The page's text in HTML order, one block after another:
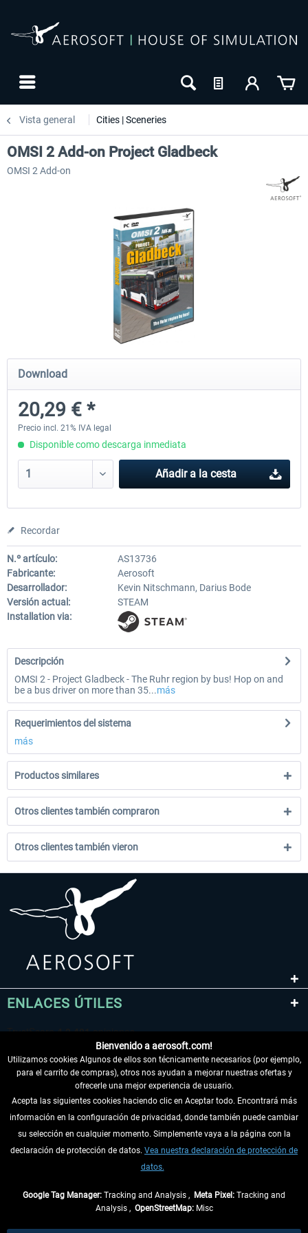
Vista general Cities | Sceneries
OMSI 2 Add-on Thüringer Wald
30,49 € *
OMSI 2 Add-on Berlin Line
OMSI 2 Add-on Project Gladbeck
OMSI 2 Add-on
Download
20,29 € *
Precio incl. 21% IVA legal
Disponible como descarga inmediata
Añadir a la cesta
Recordar
N.º artículo:
AS13736
Fabricante:
Aerosoft
Desarrollador:
Kevin Nitschmann, Darius Bode
Versión actual:
STEAM
Installation via:
Descripción
OMSI 2 - Project Gladbeck - The Ruhr region by bus! Hop on and
be a bus driver on more than 35...más
Requerimientos del sistema
más
Productos similares
Otros clientes también compraron
Otros clientes también vieron
ENLACES ÚTILES
DESISTIR DEL CONTRATO
INFORMACIÓN
Bienvenido a aerosoft.com!
Utilizamos cookies Algunos de ellos son técnicamente necesarios (por ejemplo,
para el carrito de compras), otros nos ayudan a mejorar nuestras ofertas y
ofrecerle una mejor experiencia de usuario.
Acepta las siguientes cookies haciendo clic en Aceptar todo. Encontrará más
información en la configuración de privacidad, donde también puede cambiar
su selección en cualquier momento. Simplemente vaya a la página con la
declaración de protección de datos. Vea nuestra declaración de protección de
datos.
Google Tag Manager: Tracking and Analysis , Meta Pixel: Tracking and
Analysis , OpenStreetMap:Misc